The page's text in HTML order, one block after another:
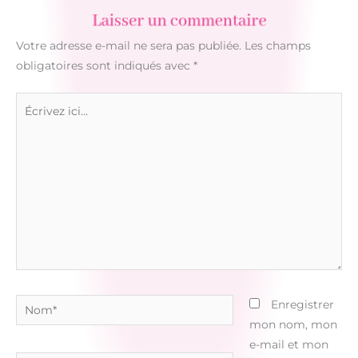
Laisser un commentaire
Votre adresse e-mail ne sera pas publiée. Les champs
obligatoires sont indiqués avec *
Nom*
Enregistrer
mon nom, mon
e-mail et mon